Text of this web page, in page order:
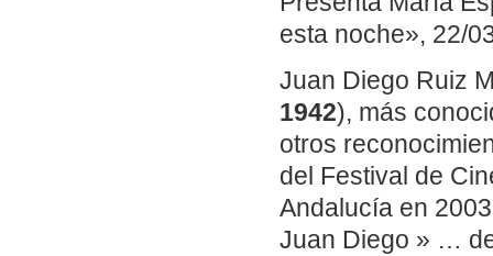
esta noche», 22/
Juan Diego Ruiz
1942), más
otros
del Festival de
Andalucía en
Juan Diego » …